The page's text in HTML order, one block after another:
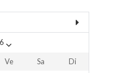
Ve Sa
Di